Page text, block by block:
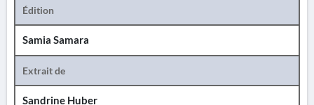
Édition
Samia Samara
Extrait de
Sandrine Huber